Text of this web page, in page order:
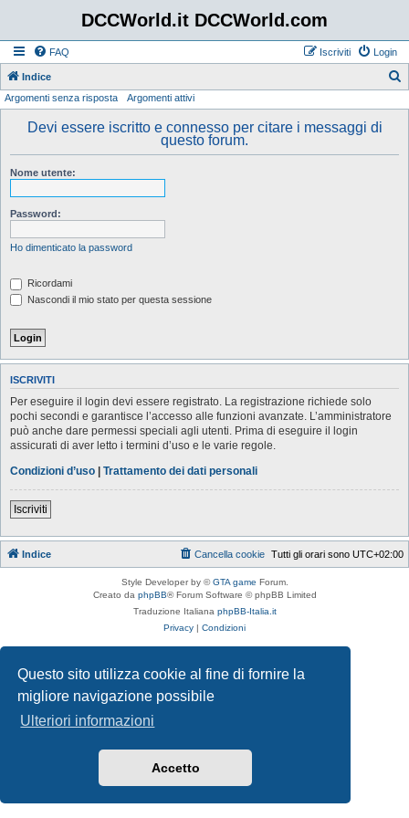
Questo sito utilizza cookie al fine di fornire la
migliore navigazione possibile
Ulteriori informazioni
Accetto
DCCWorld.it DCCWorld.com
FAQ Login
Iscriviti
Indice
Argomenti senza risposta Argomenti attivi
Devi essere iscritto e connesso per citare i messaggi di
questo forum.
Nome utente:
Password:
Ho dimenticato la password
Ricordami
Nascondi il mio stato per questa sessione
ISCRIVITI
Per eseguire il login devi essere registrato. La registrazione richiede solo
pochi secondi e garantisce l’accesso alle funzioni avanzate. L’amministratore
può anche dare permessi speciali agli utenti. Prima di eseguire il login
assicurati di aver letto i termini d’uso e le varie regole.
Condizioni d’uso | Trattamento dei dati personali
Iscriviti
Indice Tutti gli orari sono UTC+02:00
Cancella cookie
Style Developer by ©GTA game Forum.
Creato da phpBB® Forum Software © phpBB Limited
Traduzione Italiana phpBB-Italia.it
Privacy | Condizioni